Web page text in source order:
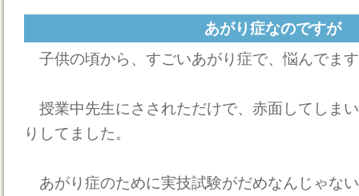
あがり症なのですが
子供の頃から、すごいあがり症で、悩んでま
授業中先生にさされただけで、赤面してしま
りしてました。
あがり症のために実技試験がだめなんじゃな